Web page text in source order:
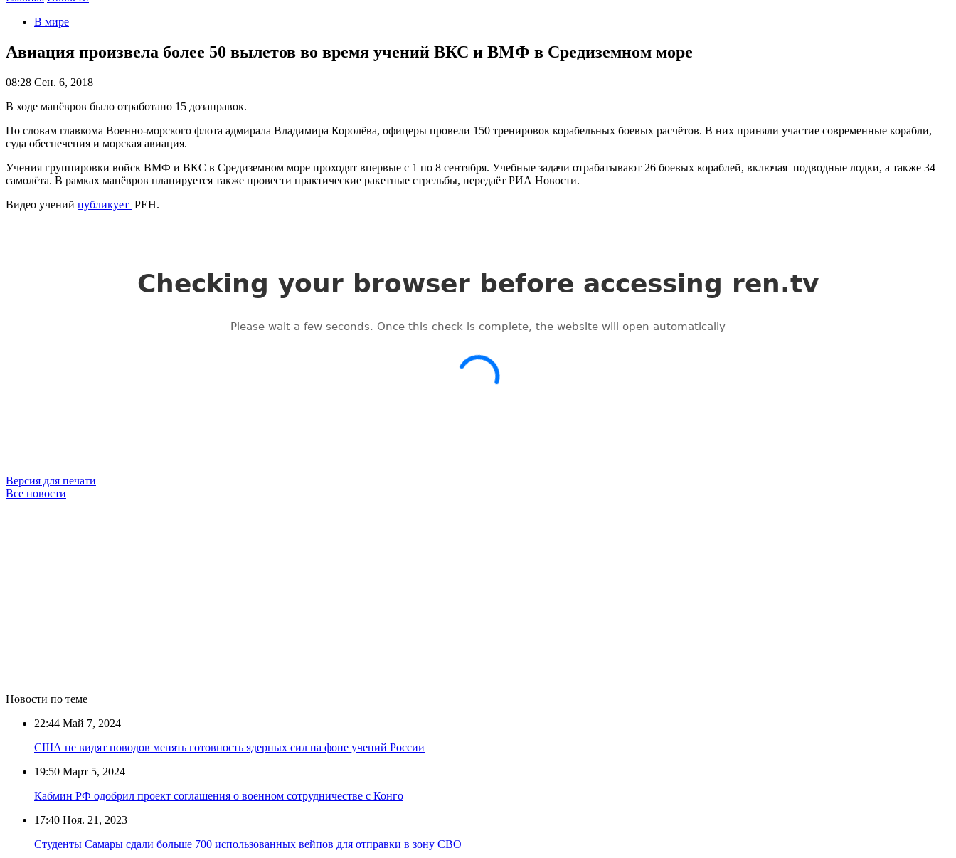
В мире
Авиация произвела более 50 вылетов во время учений ВКС и ВМФ в Средиземном море
08:28 Сен. 6, 2018
В ходе манёвров было отработано 15 дозаправок.
По словам главкома Военно-морского флота адмирала Владимира Королёва, офицеры провели 150 тренировок корабельных боевых расчётов. В них приняли участие современные корабли,
суда обеспечения и морская авиация.
Учения группировки войск ВМФ и ВКС в Средиземном море проходят впервые с 1 по 8 сентября. Учебные задачи отрабатывают 26 боевых кораблей, включая подводные лодки, а также 34
самолёта. В рамках манёвров планируется также провести практические ракетные стрельбы, передаёт РИА Новости.
Видео учений публикует РЕН.
Версия для печати
Все новости
Новости по теме
22:44 Май 7, 2024
США не видят поводов менять готовность ядерных сил на фоне учений России
19:50 Март 5, 2024
Кабмин РФ одобрил проект соглашения о военном сотрудничестве с Конго
17:40 Ноя. 21, 2023
Студенты Самары сдали больше 700 использованных вейпов для отправки в зону СВО